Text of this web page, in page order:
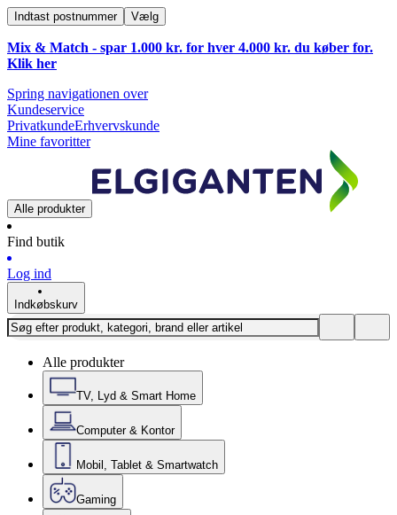
Indtast postnummer Vælg
Mix & Match - spar 1.000 kr. for hver 4.000 kr. du køber for.
Klik her
Spring navigationen over
Kundeservice
PrivatkundeErhvervskunde
Mine favoritter
Alle produkter
Find butik
Log ind
Indkøbskurv
Alle produkter
TV, Lyd & Smart Home
Computer & Kontor
Mobil, Tablet & Smartwatch
Gaming